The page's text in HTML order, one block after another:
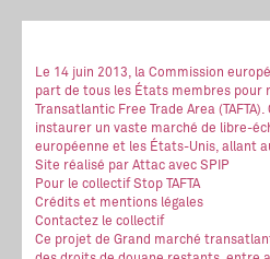
Le 14 juin 2013, la Commission
part de tous les États membres pour
Transatlantic Free Trade Area
instaurer un vaste marché de libre-
européenne et les États-Unis, allant
Site réalisé par Attac avec SPIP
Pour le collectif Stop TAFTA
Crédits et mentions légales
Contactez le collectif
Ce projet de Grand marché